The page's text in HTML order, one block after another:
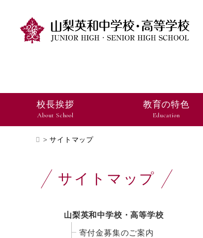
校長挨拶
About School
教育の特色
Education
>サイトマップ
サイトマップ
山梨英和中学校・高等学校
寄付金募集のご案内